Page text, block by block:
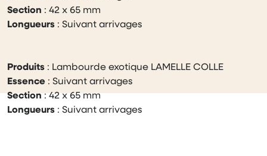
Section : 42 x 65 mm
Longueurs : Suivant arrivages
Produits : Lambourde exotique LAMELLE COLLE
Essence : Suivant arrivages
Section: 42 x 65 mm
Longueurs : Suivant arrivages